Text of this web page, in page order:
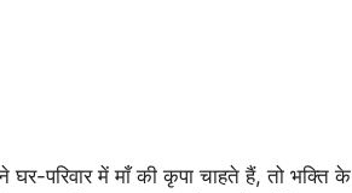
परिवार में माँ की कृपा चाहते हैं, तो भक्ति के